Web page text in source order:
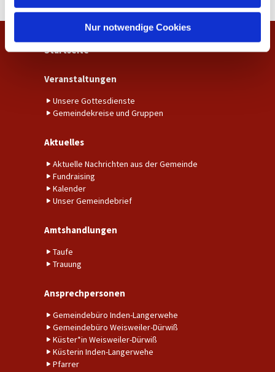
Nur notwendige Cookies
Startseite
Veranstaltungen
Unsere Gottesdienste
Gemeindekreise und Gruppen
Aktuelles
Aktuelle Nachrichten aus der Gemeinde
Fundraising
Kalender
Unser Gemeindebrief
Amtshandlungen
Taufe
Trauung
Ansprechpersonen
Gemeindebüro Inden-Langerwehe
Gemeindebüro Weisweiler-Dürwiß
Küster*in Weisweiler-Dürwiß
Küsterin Inden-Langerwehe
Pfarrer